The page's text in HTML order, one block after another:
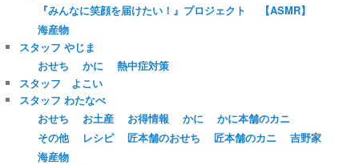
『みんなに笑顔を届けたい！』プロジェクト
【ASMR】
海産物
スタッフ やじま
おせち
かに
熱中症対策
スタッフ よこい
スタッフ わたなべ
おせち
お土産 お得情報 かに
かに本舗のカニ
その他
レシピ 匠本舗のおせち 匠本舗のカニ
吉野家
海産物